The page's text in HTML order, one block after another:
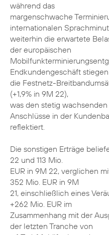
während das
margenschwache
internationalen
weiterhin die erwartete
der europäischen
Endkundengeschäft stiegen
die Festnetz-
(+1,9% in 9M 22),
was den stetig
Anschlüsse in der
reflektiert.
Die sonstigen Erträge
22 und 113 Mio.
EUR in 9M 22, verglichen
352 Mio. EUR in 9M
21, einschließlich eines
+262 Mio. EUR im
Zusammenhang mit der
der letzten Tranche von